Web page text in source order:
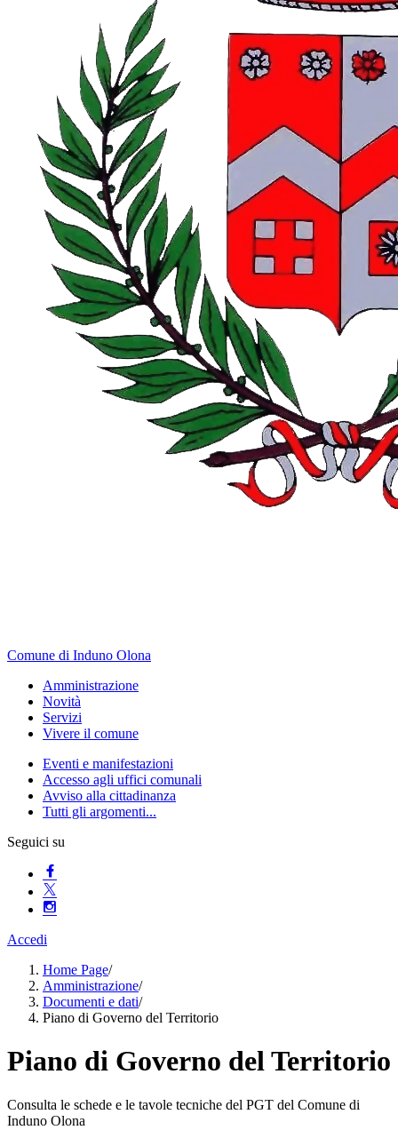
Comune di Induno Olona
Amministrazione
Novità
Servizi
Vivere il comune
Eventi e manifestazioni
Accesso agli uffici comunali
Avviso alla cittadinanza
Tutti gli argomenti...
Seguici su
Accedi
Home Page/
Amministrazione/
Documenti e dati/
Piano di Governo del Territorio
Piano di Governo del Territorio
Consulta le schede e le tavole tecniche del PGT del Comune di
Induno Olona